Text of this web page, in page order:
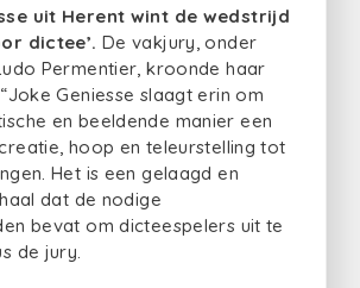
uit Herent wint de wedstrijd
dictee’. De vakjury, onder
Permentier, kroonde haar
Geniesse slaagt erin om
en beeldende manier een
hoop en teleurstelling tot
Het is een gelaagd en
dat de nodige
bevat om dicteespelers uit te
de jury.